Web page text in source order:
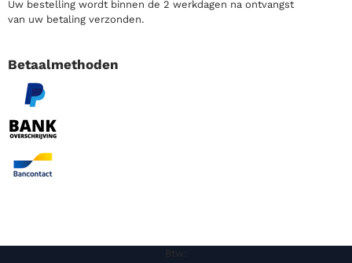
Uw bestelling wordt binnen de 2 werkdagen na ontvangst
van uw betaling verzonden.
Betaalmethoden
Btw: